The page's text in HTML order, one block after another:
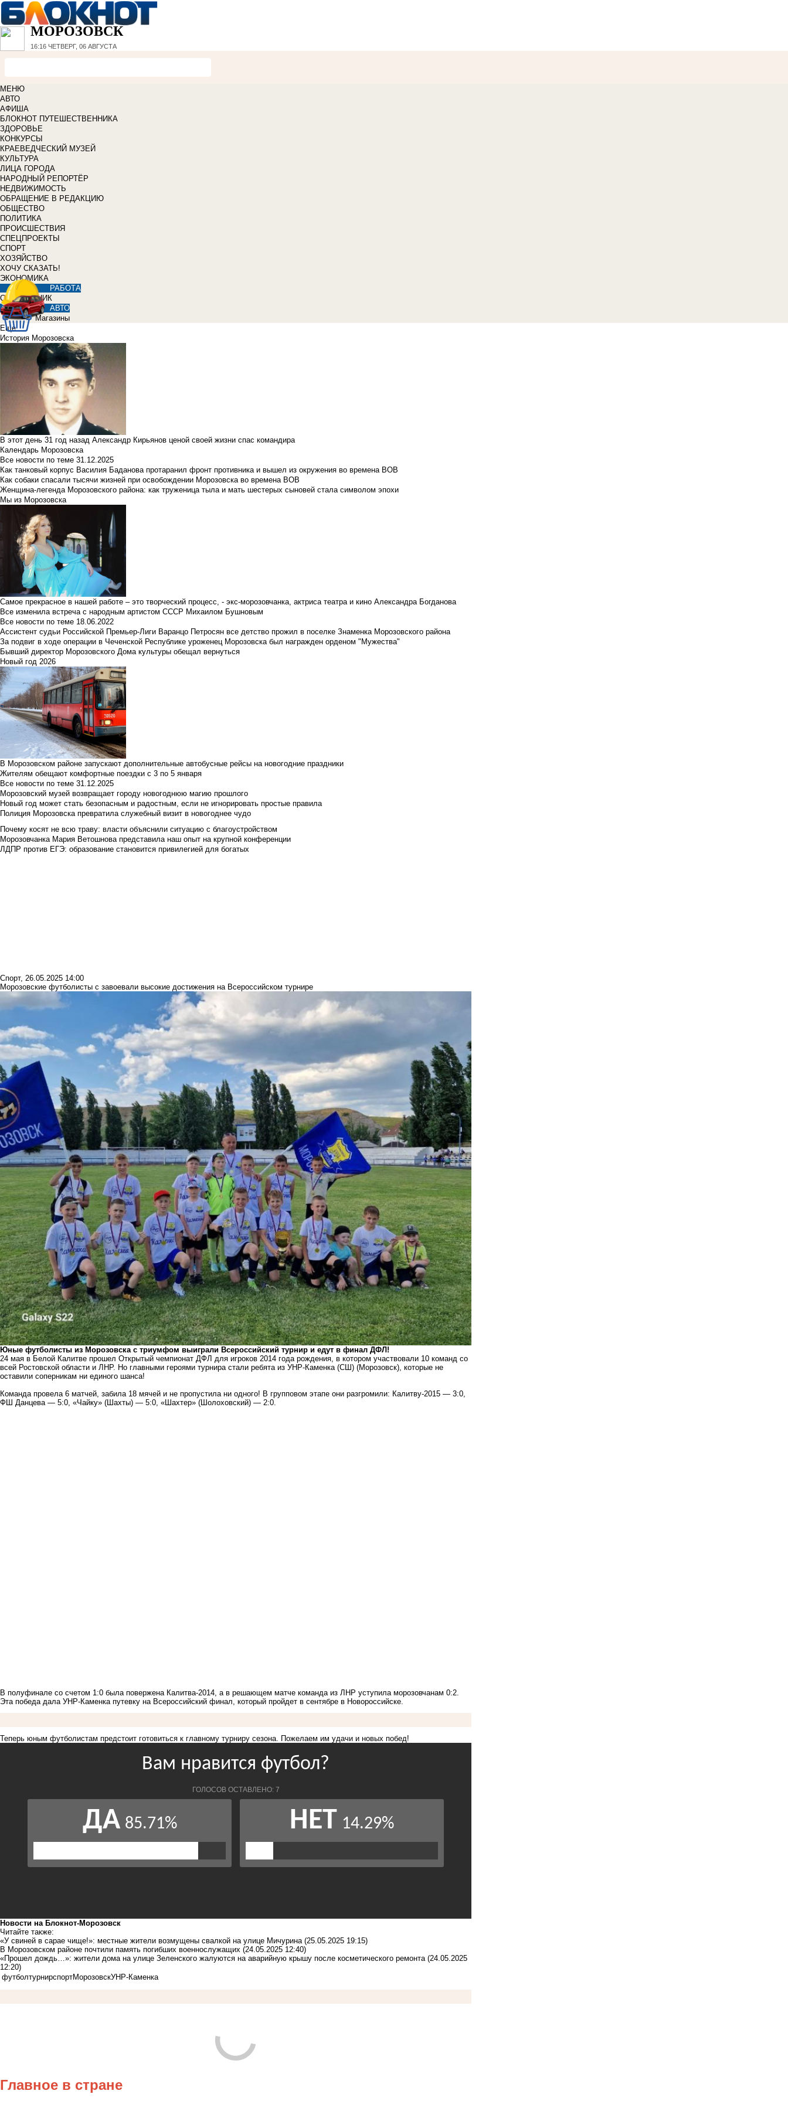
МОРОЗОВСК
16:16 ЧЕТВЕРГ, 06 АВГУСТА
МЕНЮ
АВТО
АФИША
БЛОКНОТ ПУТЕШЕСТВЕННИКА
ЗДОРОВЬЕ
КОНКУРСЫ
КРАЕВЕДЧЕСКИЙ МУЗЕЙ
КУЛЬТУРА
ЛИЦА ГОРОДА
НАРОДНЫЙ РЕПОРТЁР
НЕДВИЖИМОСТЬ
ОБРАЩЕНИЕ В РЕДАКЦИЮ
ОБЩЕСТВО
ПОЛИТИКА
ПРОИСШЕСТВИЯ
СПЕЦПРОЕКТЫ
СПОРТ
ХОЗЯЙСТВО
ХОЧУ СКАЗАТЬ!
ЭКОНОМИКА
РАБОТА
СПРАВОЧНИК
АВТО
Магазины
Еще
История Морозовска
В этот день 31 год назад Александр Кирьянов ценой своей жизни спас командира
Календарь Морозовска
Все новости по теме 31.12.2025
Как танковый корпус Василия Баданова протаранил фронт противника и вышел из окружения во времена ВОВ
Как собаки спасали тысячи жизней при освобождении Морозовска во времена ВОВ
Женщина-легенда Морозовского района: как труженица тыла и мать шестерых сыновей стала символом эпохи
Мы из Морозовска
Самое прекрасное в нашей работе – это творческий процесс, - экс-морозовчанка, актриса театра и кино Александра Богданова
Все изменила встреча с народным артистом СССР Михаилом Бушновым
Все новости по теме 18.06.2022
Ассистент судьи Российской Премьер-Лиги Варанцо Петросян все детство прожил в поселке Знаменка Морозовского района
За подвиг в ходе операции в Чеченской Республике уроженец Морозовска был награжден орденом "Мужества"
Бывший директор Морозовского Дома культуры обещал вернуться
Новый год 2026
В Морозовском районе запускают дополнительные автобусные рейсы на новогодние праздники
Жителям обещают комфортные поездки с 3 по 5 января
Все новости по теме 31.12.2025
Морозовский музей возвращает городу новогоднюю магию прошлого
Новый год может стать безопасным и радостным, если не игнорировать простые правила
Полиция Морозовска превратила служебный визит в новогоднее чудо
Почему косят не всю траву: власти объяснили ситуацию с благоустройством
Морозовчанка Мария Ветошнова представила наш опыт на крупной конференции
ЛДПР против ЕГЭ: образование становится привилегией для богатых
Спорт, 26.05.2025 14:00
Морозовские футболисты с завоевали высокие достижения на Всероссийском турнире
Юные футболисты из Морозовска с триумфом выиграли Всероссийский турнир и едут в финал ДФЛ!
24 мая в Белой Калитве прошел Открытый чемпионат ДФЛ для игроков 2014 года рождения, в котором участвовали 10 команд со
всей Ростовской области и ЛНР. Но главными героями турнира стали ребята из УНР-Каменка (СШ) (Морозовск), которые не
оставили соперникам ни единого шанса!
Команда провела 6 матчей, забила 18 мячей и не пропустила ни одного! В групповом этапе они разгромили: Калитву-2015 — 3:0,
ФШ Данцева — 5:0, «Чайку» (Шахты) — 5:0, «Шахтер» (Шолоховский) — 2:0.
В полуфинале со счетом 1:0 была повержена Калитва-2014, а в решающем матче команда из ЛНР уступила морозовчанам 0:2.
Эта победа дала УНР-Каменка путевку на Всероссийский финал, который пройдет в сентябре в Новороссийске.
Теперь юным футболистам предстоит готовиться к главному турниру сезона. Пожелаем им удачи и новых побед!
Новости на Блoкнoт-Морозовск
Читайте также:
«У свиней в сарае чище!»: местные жители возмущены свалкой на улице Мичурина (25.05.2025 19:15)
В Морозовском районе почтили память погибших военнослужащих (24.05.2025 12:40)
«Прошел дождь…»: жители дома на улице Зеленского жалуются на аварийную крышу после косметического ремонта (24.05.2025
12:20)
футболтурнирспортМорозовскУНР-Каменка
Главное в стране